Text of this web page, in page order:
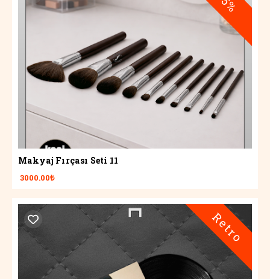
Makyaj Fırçası Seti 11
3000.00₺
Retro